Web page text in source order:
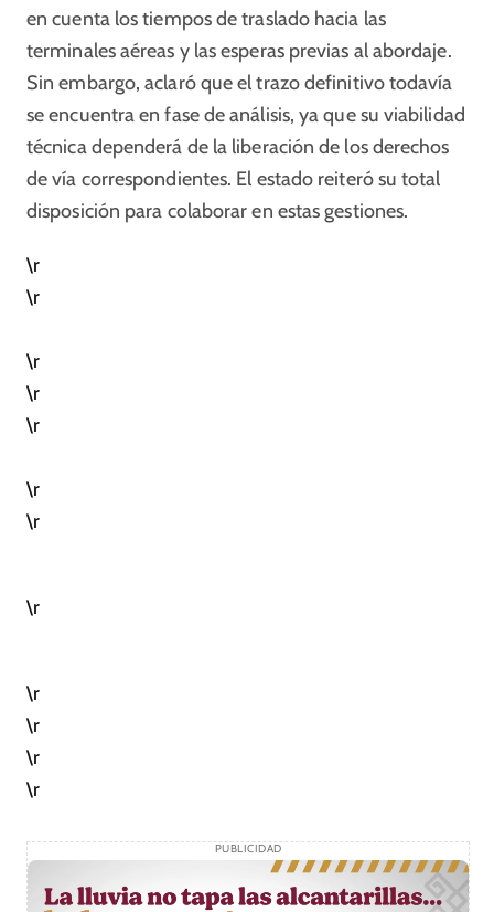
en cuenta los tiempos de traslado hacia las
terminales aéreas y las esperas previas al abordaje.
Sin embargo, aclaró que el trazo definitivo todavía
se encuentra en fase de análisis, ya que su viabilidad
técnica dependerá de la liberación de los derechos
de vía correspondientes. El estado reiteró su total
disposición para colaborar en estas gestiones.
\r
\r
\r
\r
\r
\r
\r
\r
\r
\r
\r
\r
PUBLICIDAD